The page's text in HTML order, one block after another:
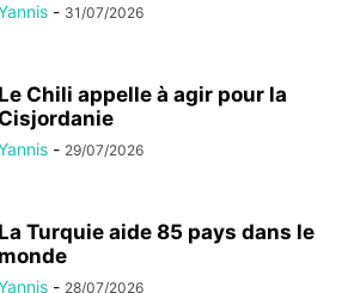
- 31/07/2026
Le Chili appelle à agir pour la
- 29/07/2026
La Turquie aide 85 pays dans le
monde
- 28/07/2026